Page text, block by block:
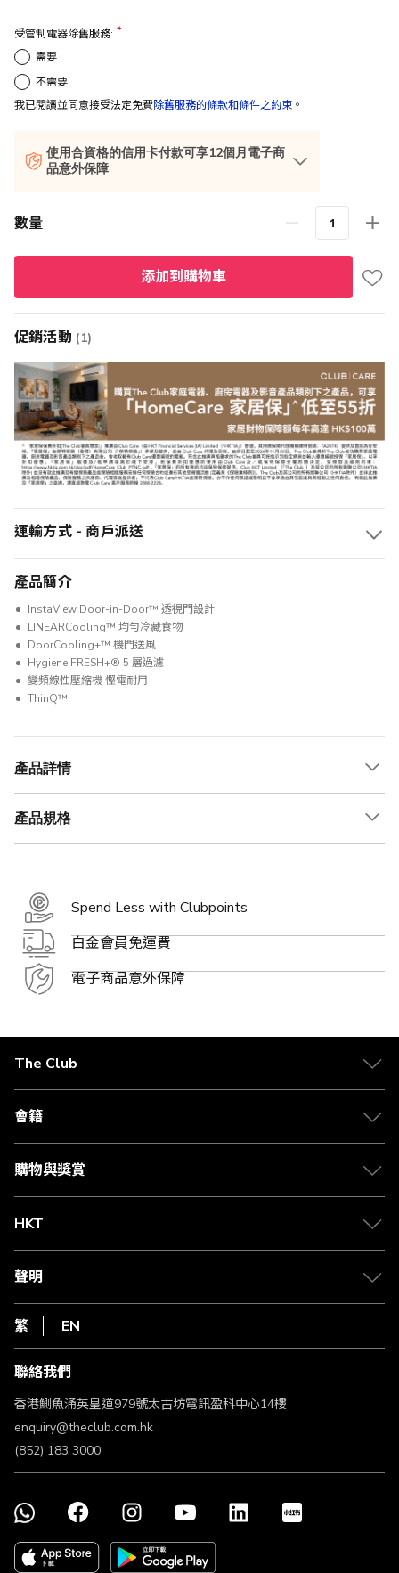
受管制電器除舊服務:
需要
不需要
我已閱讀並同意接受法定免費除舊服務的條款和條件之約束 。
使用合資格的信用卡付款可享12個月電子商
品意外保障
數量
添加到購物車
促銷活動 (1)
運輸方式 - 商戶派送
產品簡介
InstaView Door-in-Door™ 透視門設計
LINEARCooling™ 均勻冷藏食物
DoorCooling+™ 機門送風
Hygiene FRESH+® 5 層過濾
變頻線性壓縮機 慳電耐用
ThinQ™
產品詳情
產品規格
Spend Less with Clubpoints
白金會員免運費
電子商品意外保障
The Club
關於 The Club
合作夥伴
媒體中心
會籍
會籍及專屬禮遇
賺取積分
購物與獎賞
物流與配送
Club Shopping 商品領取站
常見問題
HKT
csl.
1010
HKT
聲明
私隱聲明
使用條款
條款及細則
不歧視及不騷擾聲明
認可牌照及通告
繁 EN
聯絡我們
香港鰂魚涌英皇道979號太古坊電訊盈科中心14樓
enquiry@theclub.com.hk
(852) 183 3000